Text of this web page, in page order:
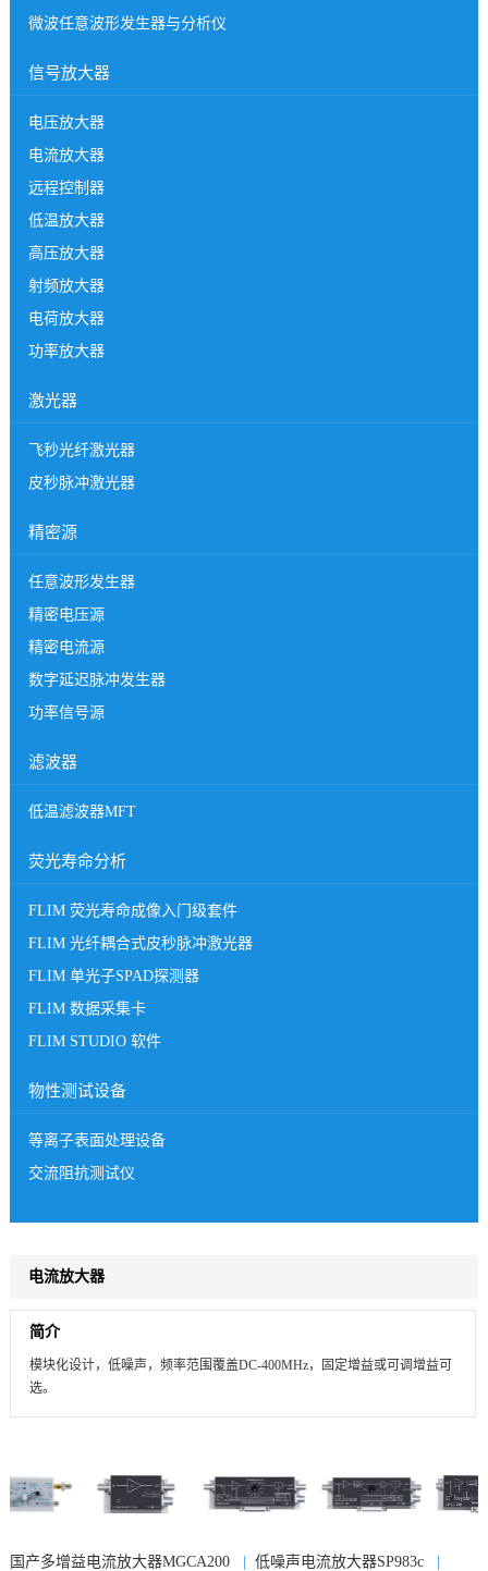
微波任意波形发生器与分析仪
信号放大器
电压放大器
电流放大器
远程控制器
低温放大器
高压放大器
射频放大器
电荷放大器
功率放大器
激光器
飞秒光纤激光器
皮秒脉冲激光器
精密源
任意波形发生器
精密电压源
精密电流源
数字延迟脉冲发生器
功率信号源
滤波器
低温滤波器MFT
荧光寿命分析
FLIM 荧光寿命成像入门级套件
FLIM 光纤耦合式皮秒脉冲激光器
FLIM 单光子SPAD探测器
FLIM 数据采集卡
FLIM STUDIO 软件
物性测试设备
等离子表面处理设备
交流阻抗测试仪
电流放大器
简介
模块化设计，低噪声，频率范围覆盖DC-400MHz，固定增益或可调增益可
选。
国产多增益电流放大器MGCA200 低噪声电流放大器SP983c